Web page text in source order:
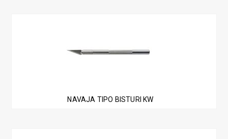
NAVAJA TIPO BISTURI KW